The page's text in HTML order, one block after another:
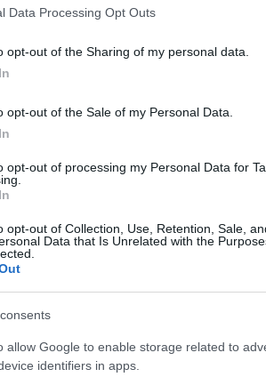
Data Processing Opt Outs
opt-out of the Sharing of my personal data.
opt-out of the Sale of my Personal Data.
opt-out of processing my Personal Data for
opt-out of Collection, Use, Retention, Sale,
Data that Is Unrelated with the
allow Google to enable storage related to
identifiers in apps.
természetgyógyász Budapest
keresőoptimalizálás, hungarian
Onlinemarketing101
keresőoptimalizálás
fogalmak, webáruház
Onlinemarketing101
Budpest